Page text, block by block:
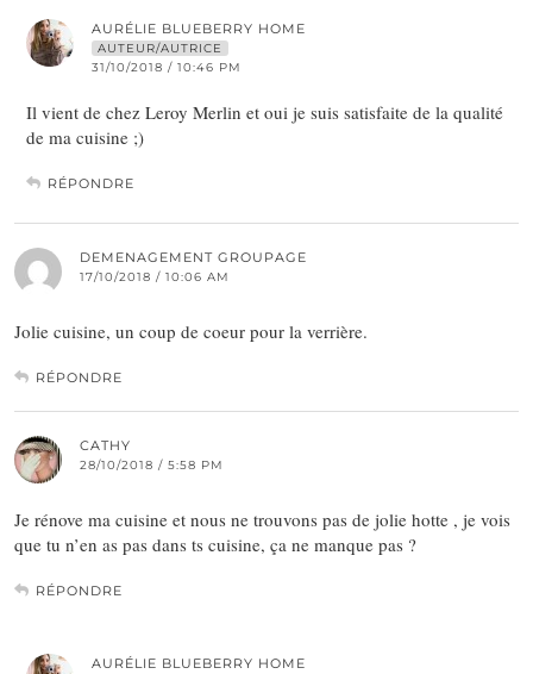
AURÉLIE BLUEBERRY HOME
AUTEUR/AUTRICE
31/10/2018 / 10:46 PM
Il vient de chez Leroy Merlin et oui je suis satisfaite de la qualité
de ma cuisine ;)
RÉPONDRE
DEMENAGEMENT GROUPAGE
17/10/2018 / 10:06 AM
Jolie cuisine, un coup de coeur pour la verrière.
RÉPONDRE
CATHY
28/10/2018 / 5:58 PM
Je rénove ma cuisine et nous ne trouvons pas de jolie hotte , je vois
que tu n’en as pas dans ts cuisine, ça ne manque pas ?
RÉPONDRE
AURÉLIE BLUEBERRY HOME